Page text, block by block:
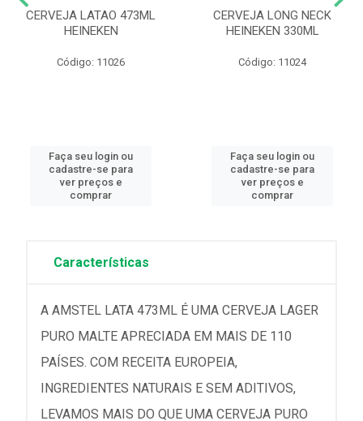
CERVEJA LATAO 473ML
HEINEKEN
Código: 11026
Faça seu login ou
cadastre-se para
ver preços e
comprar
CERVEJA LONG NECK
HEINEKEN 330ML
Código: 11024
Faça seu login ou
cadastre-se para
ver preços e
comprar
Características
A AMSTEL LATA 473ML É UMA CERVEJA LAGER
PURO MALTE APRECIADA EM MAIS DE 110
PAÍSES. COM RECEITA EUROPEIA,
INGREDIENTES NATURAIS E SEM ADITIVOS,
LEVAMOS MAIS DO QUE UMA CERVEJA PURO